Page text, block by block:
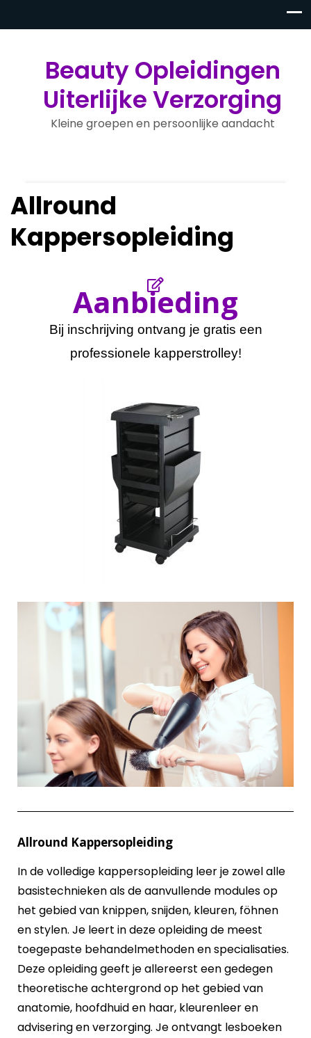
Beauty Opleidingen
Uiterlijke Verzorging
Kleine groepen en persoonlijke aandacht
Allround
Kappersopleiding
Aanbieding
Bij inschrijving ontvang je gratis een
professionele kapperstrolley!
Allround Kappersopleiding
In de volledige kappersopleiding leer je zowel alle
basistechnieken als de aanvullende modules op
het gebied van knippen, snijden, kleuren, föhnen
en stylen. Je leert in deze opleiding de meest
toegepaste behandelmethoden en specialisaties.
Deze opleiding geeft je allereerst een gedegen
theoretische achtergrond op het gebied van
anatomie, hoofdhuid en haar, kleurenleer en
advisering en verzorging. Je ontvangt lesboeken